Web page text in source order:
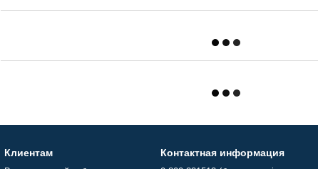
Клиентам Контактная информация